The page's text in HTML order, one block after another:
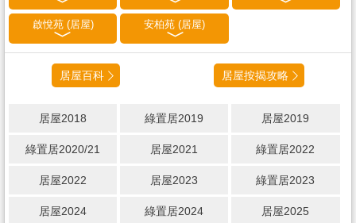
啟悅苑 (居屋) 安柏苑 (居屋)
居屋百科 居屋按揭攻略
居屋2018 綠置居2019 居屋2019
綠置居2020/21 居屋2021 綠置居2022
居屋2022 居屋2023 綠置居2023
居屋2024 綠置居2024 居屋2025